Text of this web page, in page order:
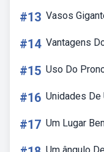
#13 Vasos
#14 Vantagens
#15 Uso Do
#16 Unidades
#17 Um Lugar